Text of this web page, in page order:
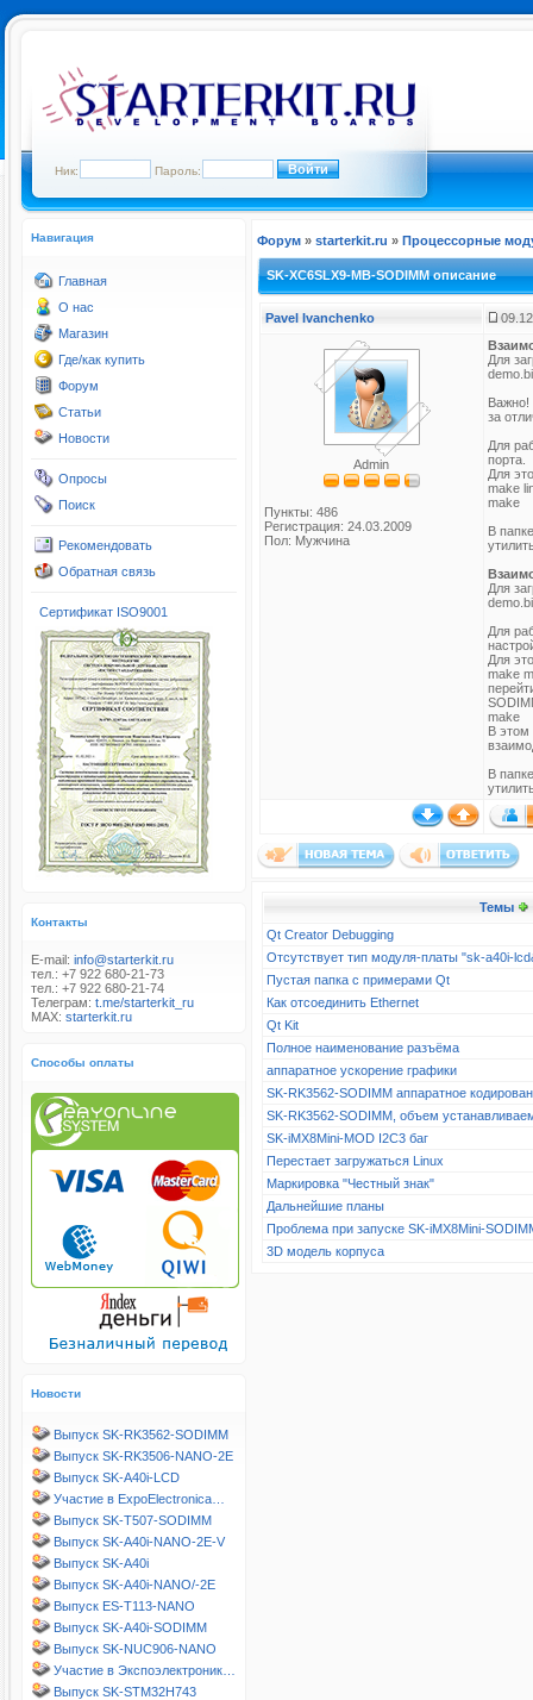
Ник: Пароль:
Навигация
Главная
О нас
Магазин
Где/как купить
Форум
Статьи
Новости
Опросы
Поиск
Рекомендовать
Обратная связь
Сертификат ISO9001
Контакты
E-mail: info@starterkit.ru
тел.: +7 922 680-21-73
тел.: +7 922 680-21-74
Телеграм: t.me/starterkit_ru
MAX: starterkit.ru
Способы оплаты
Новости
Выпуск SK-RK3562-SODIMM
Выпуск SK-RK3506-NANO-2E
Выпуск SK-A40i-LCD
Участие в ExpoElectronica…
Выпуск SK-T507-SODIMM
Выпуск SK-A40i-NANO-2E-V
Выпуск SK-A40i
Выпуск SK-A40i-NANO/-2E
Выпуск ES-T113-NANO
Выпуск SK-A40i-SODIMM
Выпуск SK-NUC906-NANO
Участие в Экспоэлектроник…
Выпуск SK-STM32H743
Форум » starterkit.ru » Процессорные
SK-XC6SLX9-MB-SODIMM описание
Pavel Ivanchenko
Admin
Пункты: 486
Регистрация: 24.03.2009
Пол: Мужчина
Для
Важно!
за
Для
порта.
Для
make
make
В
Для
Для
Для
make
make
В этом
В
Темы
Qt Creator Debugging
Отсутствует тип модуля-платы "sk-a40i-
Пустая папка с примерами Qt
Как отсоединить Ethernet
Qt Kit
Полное наименование разъёма
аппаратное ускорение графики
SK-RK3562-SODIMM аппаратное
SK-RK3562-SODIMM, объем
SK-iMX8Mini-MOD I2C3 баг
Перестает загружаться Linux
Маркировка "Честный знак"
Дальнейшие планы
Проблема при запуске SK-iMX8Mini-
3D модель корпуса